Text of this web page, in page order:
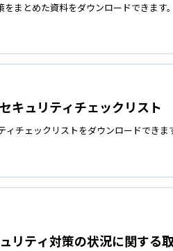
まとめた資料をダウンロードできます。
キュリティチェックリスト
チェックリストをダウンロードできま
リティ対策の状況に関する